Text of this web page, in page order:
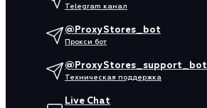
Telegram канал
@ProxyStores_bot
Прокси бот
@ProxyStores_support_bot
Техническая поддержка
Live Chat